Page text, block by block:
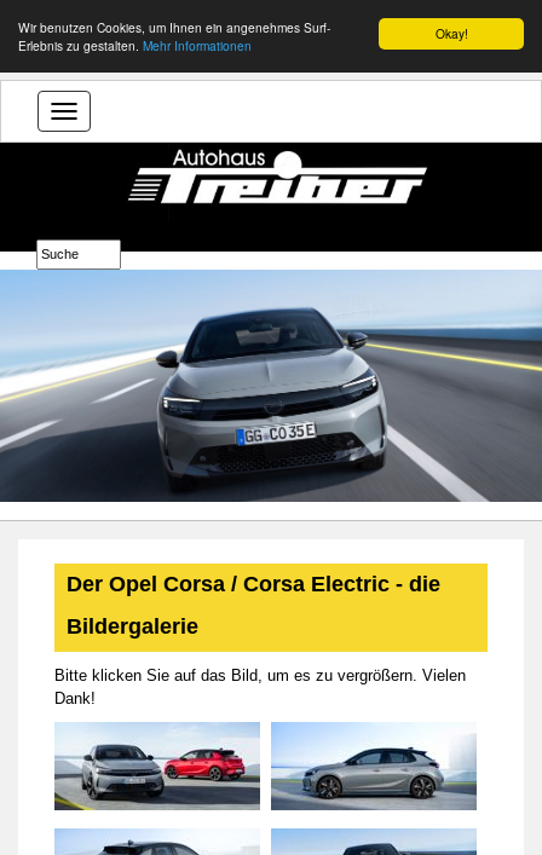
Okay!
Wir benutzen Cookies, um Ihnen ein angenehmes Surf-
Erlebnis zu gestalten. Mehr Informationen
Der Opel Corsa / Corsa Electric - die
Bildergalerie
Bitte klicken Sie auf das Bild, um es zu vergrößern. Vielen
Dank!